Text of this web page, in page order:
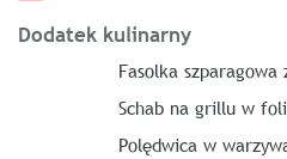
Dodatek kulinarny
Fasolka
Schab na grillu w
Polędwica w